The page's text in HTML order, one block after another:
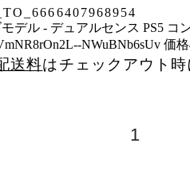
デル - デュアルセンス PS5 コ
NWuBNb6sUv 価格
送料はチェックアウト時